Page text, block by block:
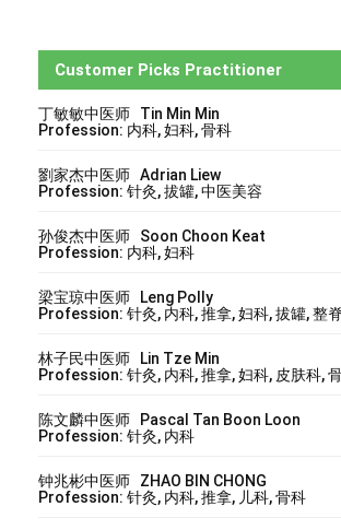
Customer Picks Practitioner
丁敏敏中医师 Tin Min Min
Profession: 内科, 妇科, 骨科
劉家杰中医师 Adrian Liew
Profession: 针灸, 拔罐, 中医美容
孙俊杰中医师 Soon Choon Keat
Profession: 内科, 妇科
梁宝琼中医师 Leng Polly
Profession: 针灸, 内科, 推拿, 妇科, 拔罐, 整
林子民中医师 Lin Tze Min
Profession: 针灸, 内科, 推拿, 妇科, 皮肤科,
陈文麟中医师 Pascal Tan Boon Loon
Profession: 针灸, 内科
钟兆彬中医师 ZHAO BIN CHONG
Profession: 针灸, 内科, 推拿, 儿科, 骨科